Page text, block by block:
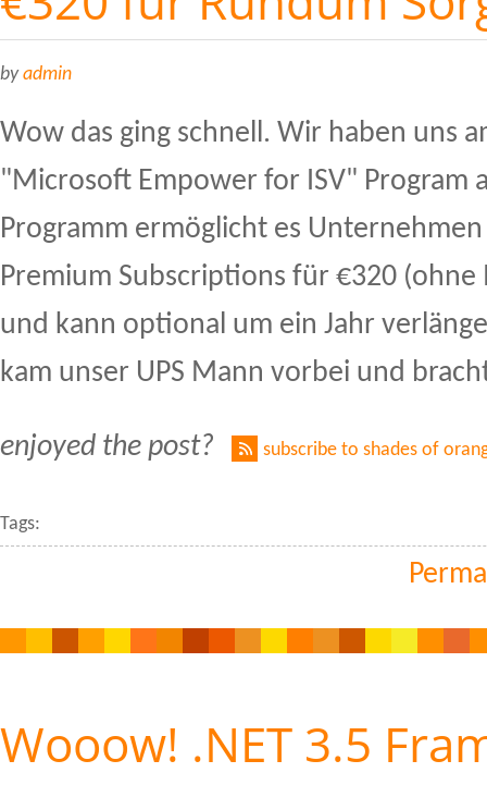
byadmin
Wow das ging schnell. Wir haben uns
"Microsoft Empower for ISV" Program
Programm ermöglicht es Unternehmen
Premium Subscriptions für €320
und kann optional um ein Jahr
kam unser UPS Mann vorbei und
enjoyed the post? subscribe to shades of
Tags:
Wooow! .NET 3.5